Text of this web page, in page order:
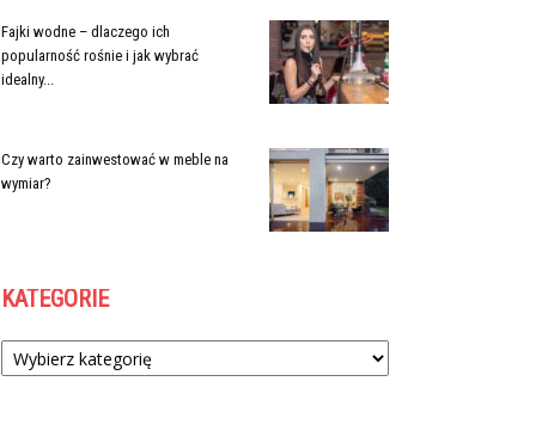
Fajki wodne – dlaczego ich
popularność rośnie i jak wybrać
idealny...
Czy warto zainwestować w meble na
wymiar?
KATEGORIE
Kategorie